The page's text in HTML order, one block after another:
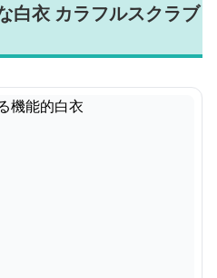
白衣 カラフルスクラブ